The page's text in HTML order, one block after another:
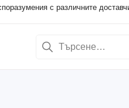
с различните